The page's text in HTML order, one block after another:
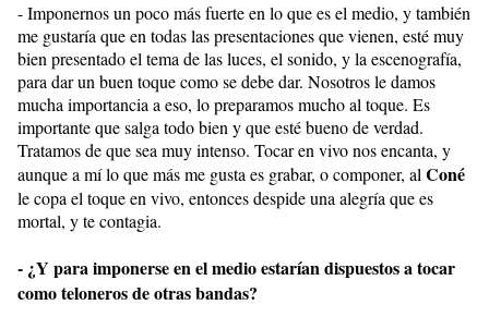
- Imponernos un poco más fuerte en lo que es el medio, y también
me gustaría que en todas las presentaciones que vienen, esté muy
bien presentado el tema de las luces, el sonido, y la escenografía,
para dar un buen toque como se debe dar. Nosotros le damos
mucha importancia a eso, lo preparamos mucho al toque. Es
importante que salga todo bien y que esté bueno de verdad.
Tratamos de que sea muy intenso. Tocar en vivo nos encanta, y
aunque a mí lo que más me gusta es grabar, o componer, alConé
le copa el toque en vivo, entonces despide una alegría que es
mortal, y te contagia.
- ¿Y para imponerse en el medio estarían dispuestos a tocar
como teloneros de otras bandas?